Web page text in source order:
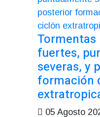
Tormentas
fuertes,
severas, y
formación
05 Agosto